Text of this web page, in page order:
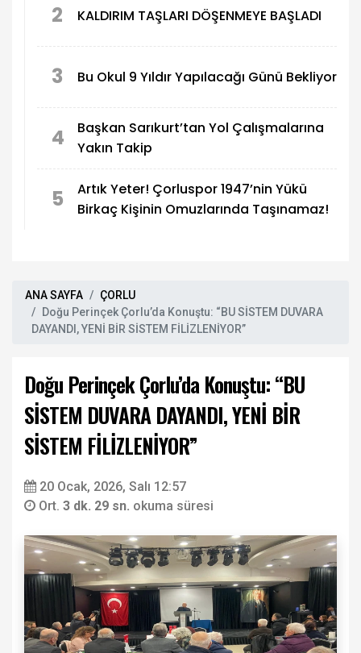
2 KALDIRIM TAŞLARI DÖŞENMEYE BAŞLADI
3 Bu Okul 9 Yıldır Yapılacağı Günü Bekliyor
4
Başkan Sarıkurt’tan Yol Çalışmalarına
Yakın Takip
5
Artık Yeter! Çorluspor 1947’nin Yükü
Birkaç Kişinin Omuzlarında Taşınamaz!
ANA SAYFA
ÇORLU
Doğu Perinçek Çorlu’da Konuştu: “BU SİSTEM DUVARA
DAYANDI, YENİ BİR SİSTEM FİLİZLENİYOR”
Doğu Perinçek Çorlu’da Konuştu: “BU
SİSTEM DUVARA DAYANDI, YENİ BİR
SİSTEM FİLİZLENİYOR”
20 Ocak, 2026, Salı 12:57
Ort. 3 dk. 29 sn. okuma süresi